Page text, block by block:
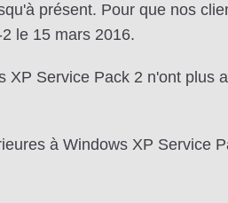
présent. Pour que nos
le 15 mars 2016.
Service Pack 2 n'ont plus
à Windows XP Service